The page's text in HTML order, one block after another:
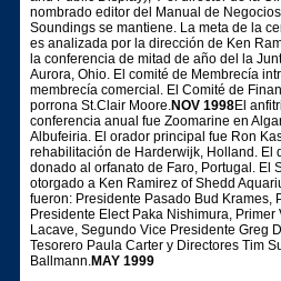
nombrado editor del Manual de
Soundings se mantiene. La meta de la
es analizada por la dirección de Ken
la conferencia de mitad de año del la
Aurora, Ohio. El comité de Membrecía
membrecía comercial. El Comité de
porrona St.Clair Moore.NOV 1998El
conferencia anual fue Zoomarine en
Albufeiria. El orador principal fue Ron
rehabilitación de Harderwijk, Holland. El
donado al orfanato de Faro, Portugal. El
otorgado a Ken Ramirez of Shedd
fueron: Presidente Pasado Bud Krames,
Presidente Elect Paka Nishimura,
Lacave, Segundo Vice Presidente Greg
Tesorero Paula Carter y Directores Tim
Ballmann.MAY 1999